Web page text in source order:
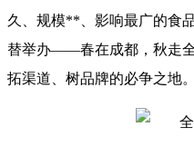
久、规模**、影响最广的食
替举办——春在成都，秋走
拓渠道、树品牌的必争之地。